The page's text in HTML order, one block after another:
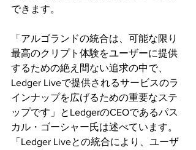
できます。
「アルゴランドの統合は、可能な限り
最高のクリプト体験をユーザーに提供
するための絶え間ない追求の中で、
Ledger Liveで提供されるサービスのラ
インナップを広げるための重要なステ
ップです」とLedgerのCEOであるパス
カル・ゴーシャー氏は述べています。
「Ledger Liveとの統合により、ユーザ